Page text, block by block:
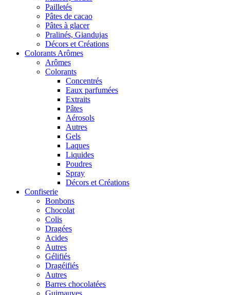
Pailletés
Pâtes de cacao
Pâtes à glacer
Pralinés, Giandujas
Décors et Créations
Colorants Arômes
Arômes
Colorants
Concentrés
Eaux parfumées
Extraits
Pâtes
Aérosols
Autres
Gels
Laques
Liquides
Poudres
Spray
Décors et Créations
Confiserie
Bonbons
Chocolat
Colis
Dragées
Acides
Autres
Gélifiés
Dragéifiés
Autres
Barres chocolatées
Guimauves